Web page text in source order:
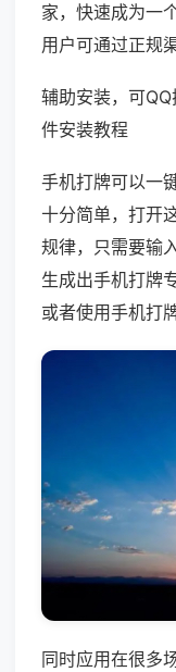
家，快速成为一
用户可通过正规
辅助安装，可
件安装教程
手机打牌可以一
十分简单，打开
规律，只需要输
生成出手机打牌
或者使用手机打
同时应用在很多